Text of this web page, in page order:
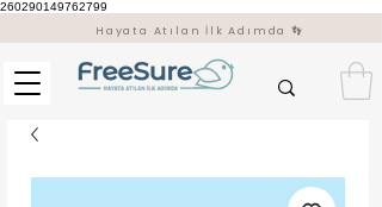
260290149762799
Hayata Atılan İlk Adımda 👣